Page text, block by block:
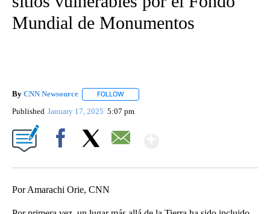
Mundial de Monumentos
By CNN Newsource FOLLOW
Published January 17, 2025 5:07 pm
Por Amarachi Orie, CNN